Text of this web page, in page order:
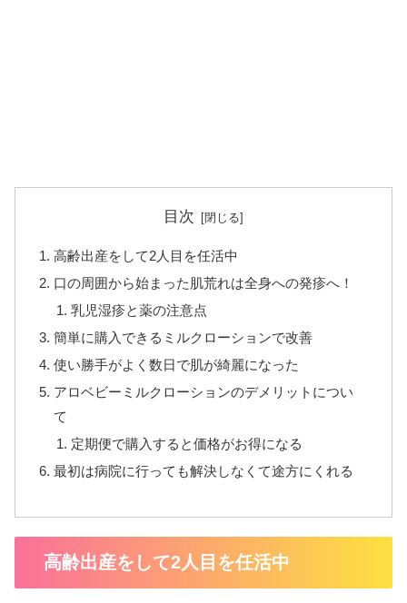
目次
高齢出産をして2人目を任活中
口の周囲から始まった肌荒れは全身への発疹へ！
乳児湿疹と薬の注意点
簡単に購入できるミルクローションで改善
使い勝手がよく数日で肌が綺麗になった
アロベビーミルクローションのデメリットについ
て
定期便で購入すると価格がお得になる
最初は病院に行っても解決しなくて途方にくれる
高齢出産をして2人目を任活中